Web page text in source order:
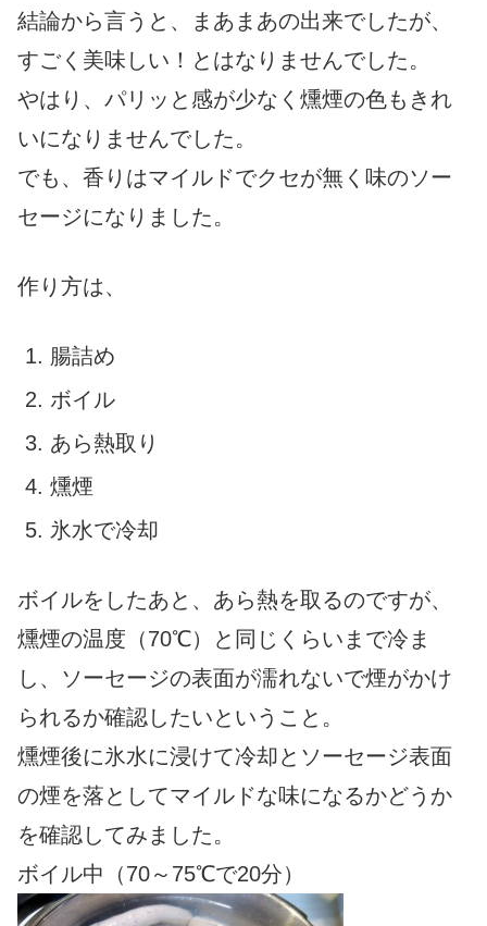
結論から言うと、まあまあの出来でしたが、
すごく美味しい！とはなりませんでした。
やはり、パリッと感が少なく燻煙の色もきれ
いになりませんでした。
でも、香りはマイルドでクセが無く味のソー
セージになりました。
作り方は、
腸詰め
ボイル
あら熱取り
燻煙
氷水で冷却
ボイルをしたあと、あら熱を取るのですが、
燻煙の温度（70℃）と同じくらいまで冷ま
し、ソーセージの表面が濡れないで煙がかけ
られるか確認したいということ。
燻煙後に氷水に浸けて冷却とソーセージ表面
の煙を落としてマイルドな味になるかどうか
を確認してみました。
ボイル中（70～75℃で20分）